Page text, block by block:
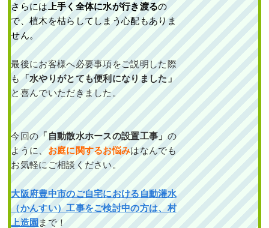
2024年3月29日/ 常緑樹ハ行,常緑
樹マ行,常緑樹ラ行 ,一戸建て,大阪
市都島区
常緑樹タ行 , 大阪府,植栽
道路から室内が見えな
ベリアホープレイズを
植栽した事例｜大阪市
鶴見区M様
さらには 上手く全体に水が行き渡るの
で、植木を枯らしてしまう心配もありま
せん。
最後にお客様へ必要事項をご説明した際
も
「水やりがとても便利になりました」
と喜んでいただきました。
今回の 「自動散水ホースの設置工事」 の
ように、 お庭に関するお悩みはなんでも
お気軽にご相談ください。
大阪府豊中市のご自宅における自動灌水
（かんすい）工事をご検討中の方は、村
上造園 まで！